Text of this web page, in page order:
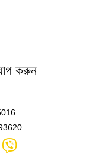
করুন